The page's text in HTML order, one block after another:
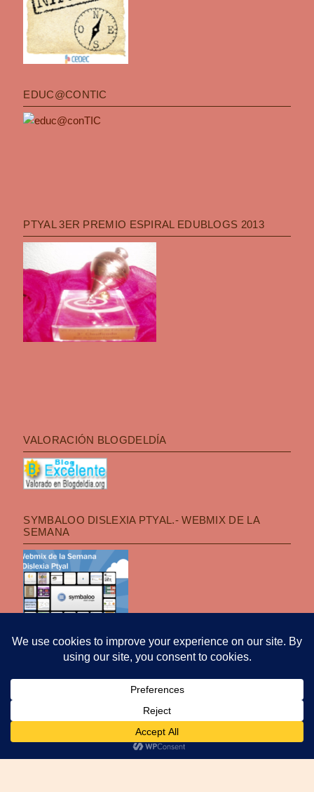
EDUC@CONTIC
PTYAL 3ER PREMIO ESPIRAL EDUBLOGS 2013
VALORACIÓN BLOGDELDÍA
SYMBALOO DISLEXIA PTYAL.- WEBMIX DE LA
SEMANA
FUNCIONA CON WORDPRESS
PORPRO THEME DESIGN.